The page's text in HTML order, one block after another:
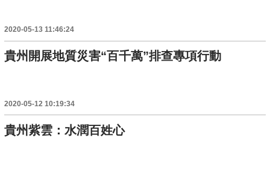
2020-05-13 11:46:24
貴州開展地質災害“百千萬”排查專項行動
2020-05-12 10:19:34
貴州紫雲：水潤百姓心